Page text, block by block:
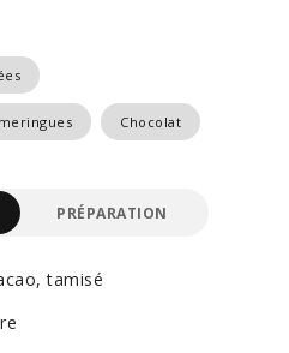
Chocolat
PRÉPARATION
tamisé